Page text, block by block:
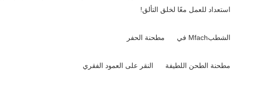
استعداد للعمل معًا لخلق التألق!
الشطبMfach في مطحنة الحفر
مطحنة الطحن اللطيفة النقر على العمود الفقري